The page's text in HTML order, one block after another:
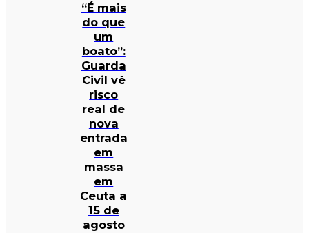
“É mais
do que
um
boato”:
Guarda
Civil vê
risco
real de
nova
entrada
em
massa
em
Ceuta a
15 de
agosto